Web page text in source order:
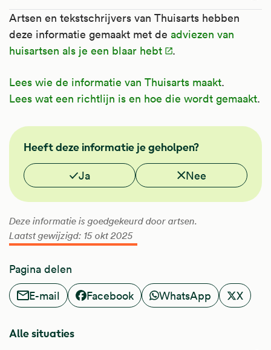
Artsen en tekstschrijvers van Thuisarts hebben
deze informatie gemaakt met de adviezen van
huisartsen als je een blaar hebt
.
Lees wie de informatie van Thuisarts maakt.
Lees wat een richtlijn is en hoe die wordt gemaakt.
NHG
Heeft deze informatie je geholpen?
Vond je deze informatie nuttig?
Ja Nee
Deze informatie is goedgekeurd door artsen.
Laatst gewijzigd: 15 okt 2025
Pagina delen
E-mail
Facebook WhatsApp X
Alle situaties